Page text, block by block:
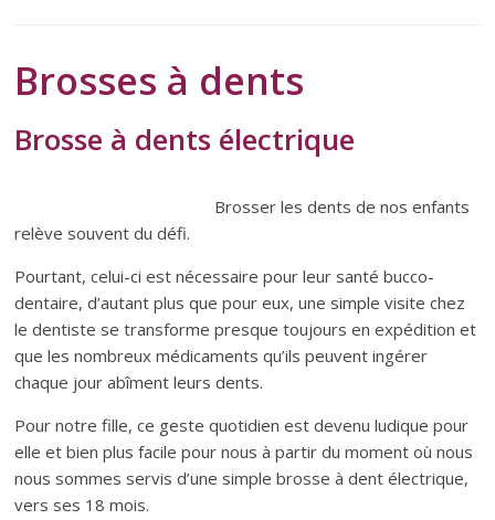
Brosses à dents
Brosse à dents électrique
Brosser les dents de nos enfants
relève souvent du défi.
Pourtant, celui-ci est nécessaire pour leur santé bucco-
dentaire, d’autant plus que pour eux, une simple visite chez
le dentiste se transforme presque toujours en expédition et
que les nombreux médicaments qu’ils peuvent ingérer
chaque jour abîment leurs dents.
Pour notre fille, ce geste quotidien est devenu ludique pour
elle et bien plus facile pour nous à partir du moment où nous
nous sommes servis d’une simple brosse à dent électrique,
vers ses 18 mois.